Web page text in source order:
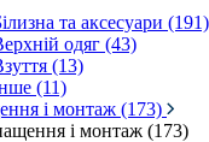
та аксесуари (191)
одяг (43)
(13)
(11)
і монтаж (173)
і монтаж (173)